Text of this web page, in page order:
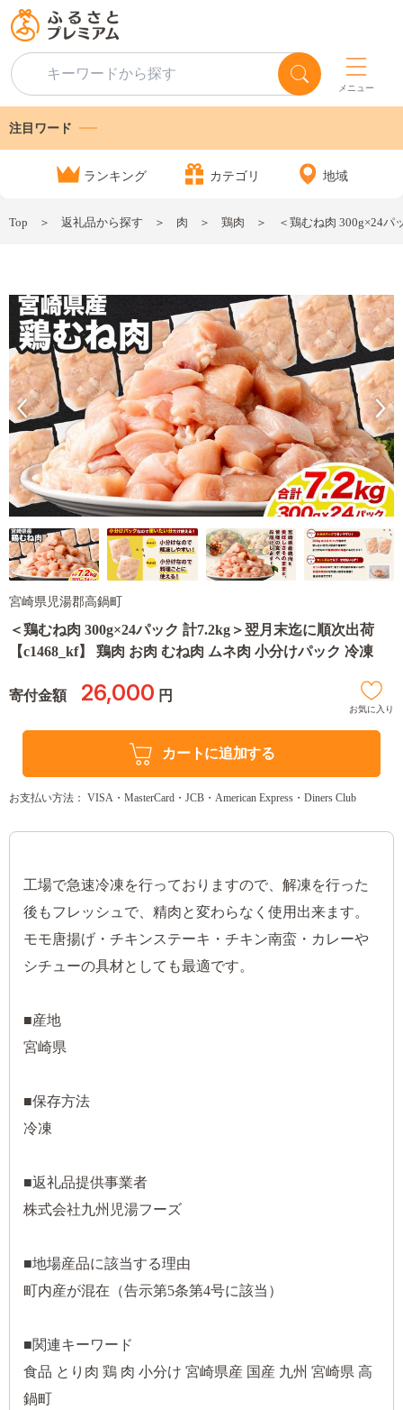
メニュー
注目ワード
ランキング カテゴリ 地域
Top 返礼品から探す 肉 鶏肉 ＜鶏むね肉 300g×24パ
宮崎県児湯郡高鍋町
＜鶏むね肉 300g×24パック 計7.2kg＞翌月末迄に順次出荷
【c1468_kf】 鶏肉 お肉 むね肉 ムネ肉 小分けパック 冷凍
寄付金額 26,000 円
お気に入り
カートに追加する
お支払い方法： VISA・MasterCard・JCB・American Express・Diners Club
工場で急速冷凍を行っておりますので、解凍を行った
後もフレッシュで、精肉と変わらなく使用出来ます。
モモ唐揚げ・チキンステーキ・チキン南蛮・カレーや
シチューの具材としても最適です。
■産地
宮崎県
■保存方法
冷凍
■返礼品提供事業者
株式会社九州児湯フーズ
■地場産品に該当する理由
町内産が混在（告示第5条第4号に該当）
■関連キーワード
食品 とり肉 鶏 肉 小分け 宮崎県産 国産 九州 宮崎県 高
鍋町